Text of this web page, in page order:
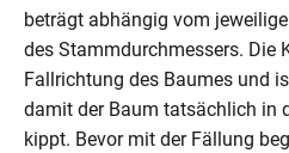
beträgt abhängig vom
des Stammdurchmessers. Die
Fallrichtung des Baumes und
damit der Baum tatsächlich in
kippt. Bevor mit der Fällung